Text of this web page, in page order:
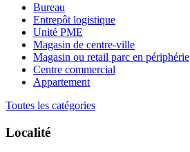
Bureau
Entrepôt logistique
Unité PME
Magasin de centre-ville
Magasin ou retail parc en périphérie
Centre commercial
Appartement
Toutes les catégories
Localité